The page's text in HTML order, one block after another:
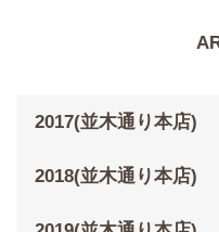
2017(並木通り本店)
2018(並木通り本店)